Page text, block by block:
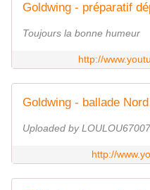
Goldwing - préparatif
Toujours la bonne humeur
http://
Goldwing - ballade
Uploaded by
http://